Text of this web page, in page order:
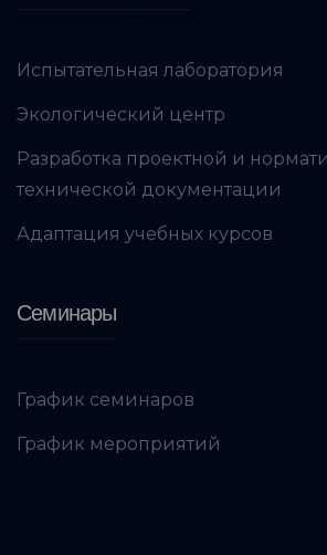
Испытательная лаборатория
Экологический центр
Разработка проектной и
технической документации
Адаптация учебных курсов
Семинары
График семинаров
График мероприятий